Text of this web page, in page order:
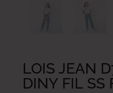
LOIS JEAN
DINY FIL SS